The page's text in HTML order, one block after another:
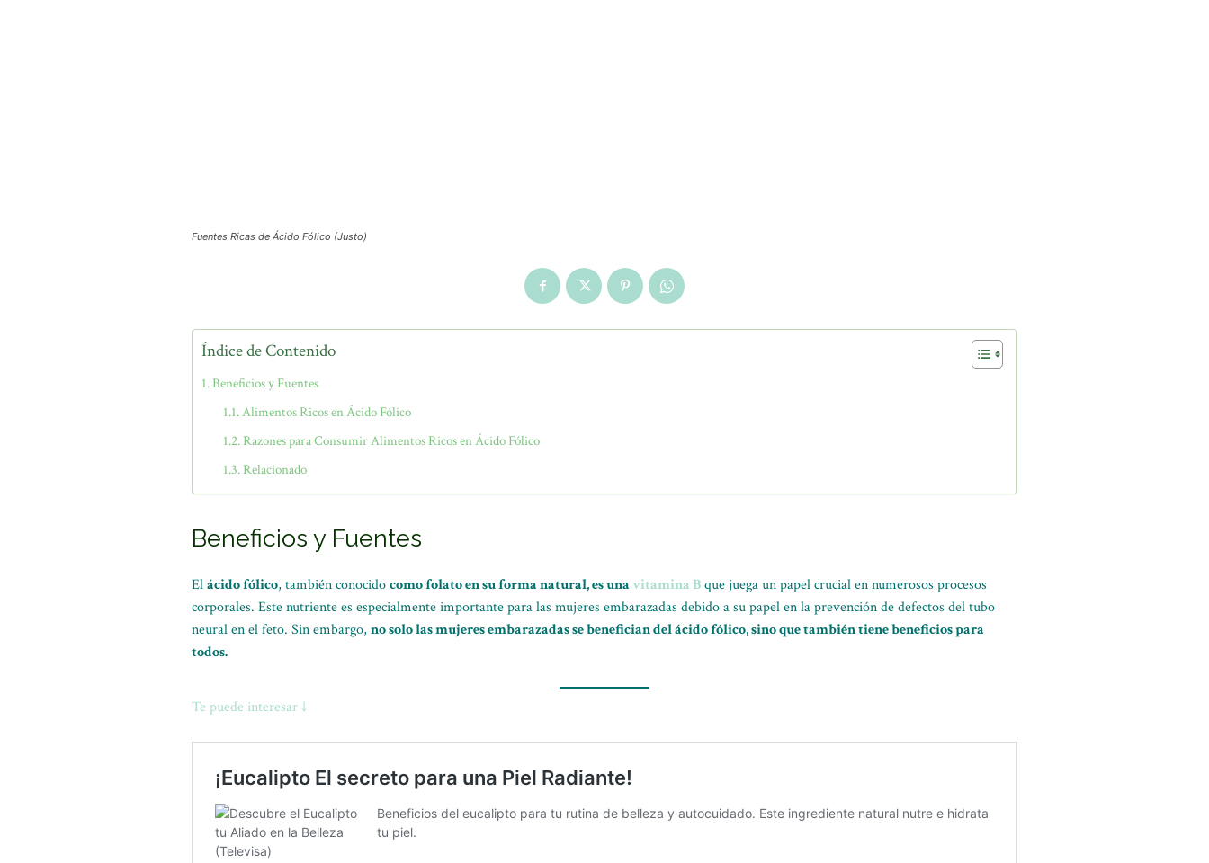
Fuentes Ricas de Ácido Fólico (Justo)
Índice de Contenido
Beneficios y Fuentes
Alimentos Ricos en Ácido Fólico
Razones para Consumir Alimentos Ricos en Ácido Fólico
Relacionado
Beneficios y Fuentes
Elácido fólico, también conocidocomo folato en su forma natural, es unavitamina Bque juega un papel crucial en numerosos procesos
corporales. Este nutriente es especialmente importante para las mujeres embarazadas debido a su papel en la prevención de defectos del tubo
neural en el feto. Sin embargo, no solo las mujeres embarazadas se benefician del ácido fólico, sino que también tiene beneficios para
todos.
Te puede interesar ↓